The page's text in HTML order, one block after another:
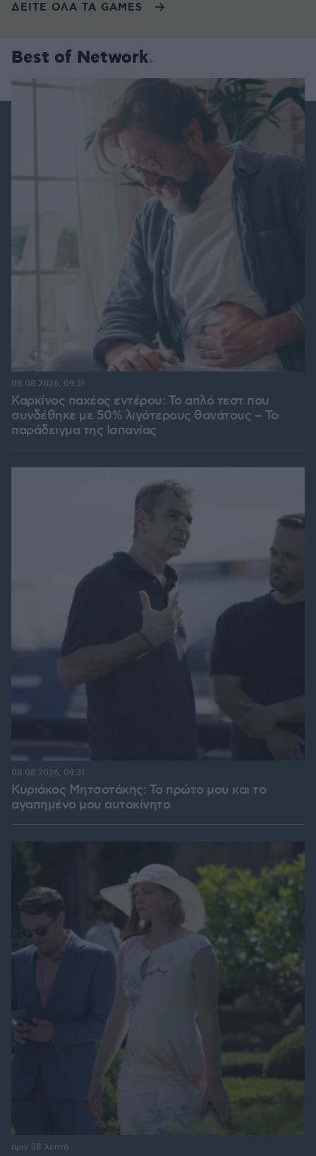
ΔΕΙΤΕ ΟΛΑ ΤΑ GAMES
Best of Network
Καρκίνος παχέος εντέρου: Το απλό τεστ που
συνδέθηκε με 50% λιγότερους θανάτους – Το
παράδειγμα της Ισπανίας
08.08.2026, 09:31
Κυριάκος Μητσοτάκης: Το πρώτο μου και το
αγαπημένο μου αυτοκίνητο
08.08.2026, 09:31
πριν 38 λεπτά